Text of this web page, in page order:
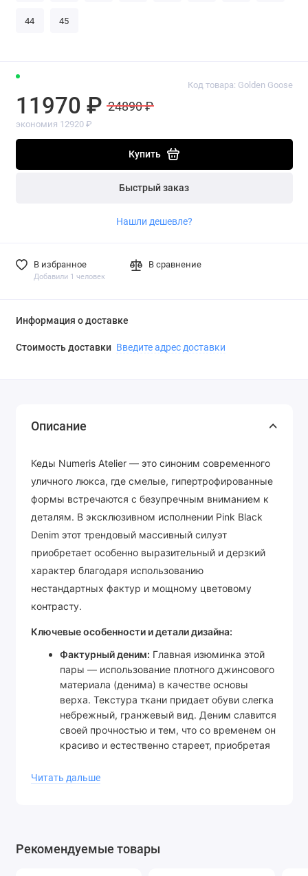
Код товара: Golden Goose
11970 ₽ 24890 ₽
экономия 12920 ₽
Купить
Быстрый заказ
Нашли дешевле?
В избранное
Добавили 1 человек
В сравнение
44 45
Информация о доставке
Стоимость доставки Введите адрес доставки
Описание
Кеды Numeris Atelier — это синоним современного
уличного люкса, где смелые, гипертрофированные
формы встречаются с безупречным вниманием к
деталям. В эксклюзивном исполнении Pink Black
Denim этот трендовый массивный силуэт
приобретает особенно выразительный и дерзкий
характер благодаря использованию
нестандартных фактур и мощному цветовому
контрасту.
Ключевые особенности и детали дизайна:
Фактурный деним: Главная изюминка этой
пары — использование плотного джинсового
материала (денима) в качестве основы
верха. Текстура ткани придает обуви слегка
небрежный, гранжевый вид. Деним славится
своей прочностью и тем, что со временем он
красиво и естественно стареет, приобретая
Эффектный контраст:
темную джинсовую базу, превращая кеды в
Читать дальше
Рекомендуемые товары